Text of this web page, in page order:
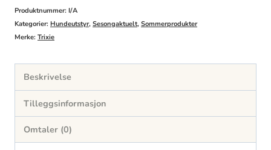
Produktnummer: I/A
Kategorier: Hundeutstyr, Sesongaktuelt, Sommerprodukter
Merke: Trixie
Beskrivelse
Tilleggsinformasjon
Omtaler (0)